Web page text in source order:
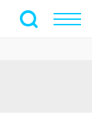
全文檢索